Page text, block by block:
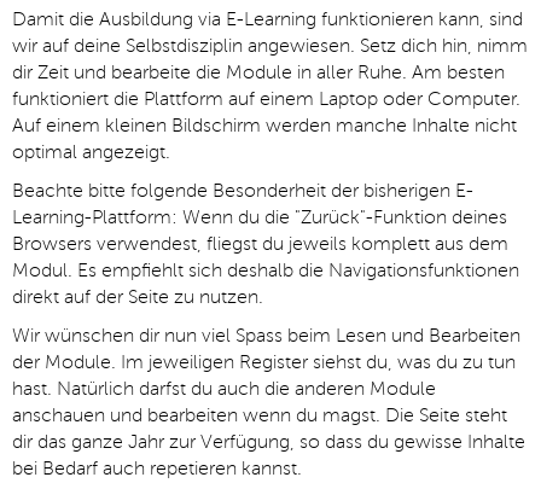
Damit die Ausbildung via E-Learning funktionieren kann, sind
wir auf deine Selbstdisziplin angewiesen. Setz dich hin, nimm
dir Zeit und bearbeite die Module in aller Ruhe. Am besten
funktioniert die Plattform auf einem Laptop oder Computer.
Auf einem kleinen Bildschirm werden manche Inhalte nicht
optimal angezeigt.
Beachte bitte folgende Besonderheit der bisherigen E-
Learning-Plattform: Wenn du die "Zurück"-Funktion deines
Browsers verwendest, fliegst du jeweils komplett aus dem
Modul. Es empfiehlt sich deshalb die Navigationsfunktionen
direkt auf der Seite zu nutzen.
Wir wünschen dir nun viel Spass beim Lesen und Bearbeiten
der Module. Im jeweiligen Register siehst du, was du zu tun
hast. Natürlich darfst du auch die anderen Module
anschauen und bearbeiten wenn du magst. Die Seite steht
dir das ganze Jahr zur Verfügung, so dass du gewisse Inhalte
bei Bedarf auch repetieren kannst.